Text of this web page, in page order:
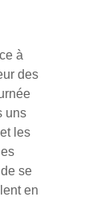
à
des
uns
les
se
en